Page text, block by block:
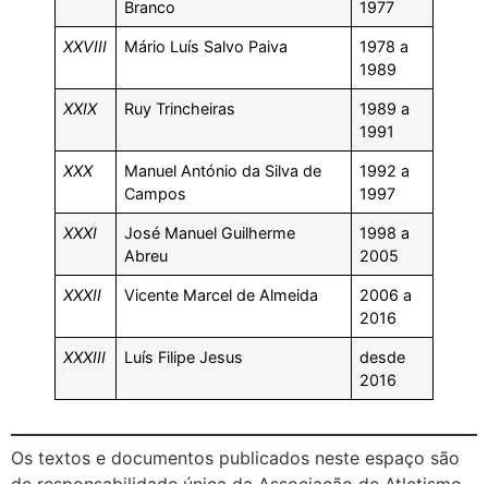
Branco
1977
XXVIII Mário Luís Salvo Paiva
1978 a
1989
XXIX Ruy Trincheiras
1989 a
1991
XXX
Manuel António da Silva de
Campos
1992 a
1997
XXXI
José Manuel Guilherme
Abreu
1998 a
2005
XXXII Vicente Marcel de Almeida
2006 a
2016
XXXIII Luís Filipe Jesus
desde
2016
Os textos e documentos publicados neste espaço são